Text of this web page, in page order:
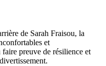
de Sarah Fraisou, la
et
preuve de résilience et